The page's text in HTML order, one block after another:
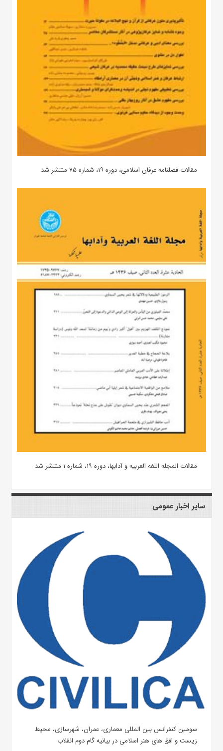
مقالات فصلنامه عرفان اسلامی، دوره ۱۹، شماره ۷۵ منتشر شد
مقالات المجله اللغه العربیه و آدابها، دوره ۱۹، شماره ۱ منتشر شد
سایر اخبار عمومی
سومین کنفرانس بین المللی معماری، عمران، شهرسازی، محیط
زیست و افق های هنر اسلامی در بیانیه گام دوم انقلاب